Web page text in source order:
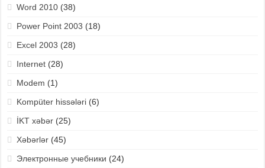
Word 2010(38)
Power Point 2003 (18)
Excel 2003 (28)
Internet(28)
Modem (1)
Kompüter hissələri(6)
İKT xəbər(25)
Xəbərlər(45)
Электронные учебники (24)